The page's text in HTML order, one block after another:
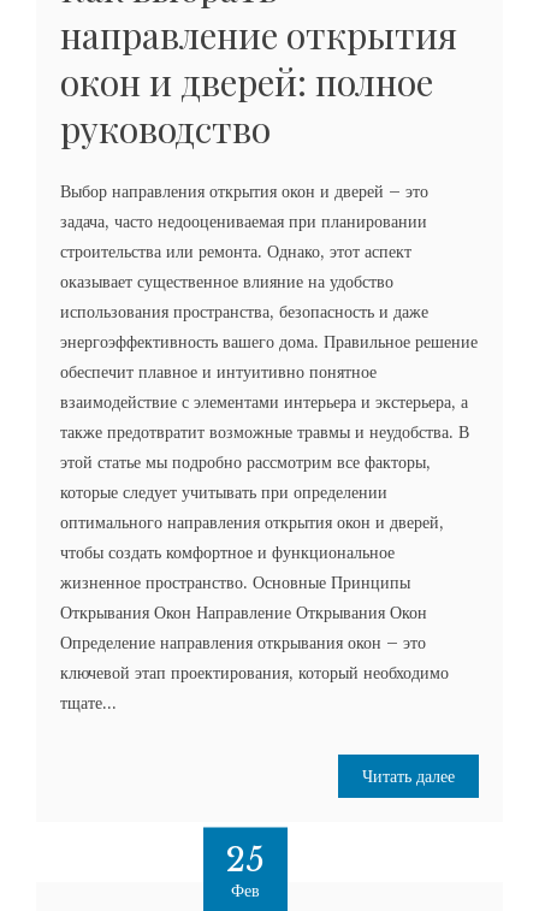
направление открытия
окон и дверей: полное
руководство
Выбор направления открытия окон и дверей – это
задача, часто недооцениваемая при планировании
строительства или ремонта. Однако, этот аспект
оказывает существенное влияние на удобство
использования пространства, безопасность и даже
энергоэффективность вашего дома. Правильное решение
обеспечит плавное и интуитивно понятное
взаимодействие с элементами интерьера и экстерьера, а
также предотвратит возможные травмы и неудобства. В
этой статье мы подробно рассмотрим все факторы,
которые следует учитывать при определении
оптимального направления открытия окон и дверей,
чтобы создать комфортное и функциональное
жизненное пространство. Основные Принципы
Открывания Окон Направление Открывания Окон
Определение направления открывания окон – это
ключевой этап проектирования, который необходимо
тщате...
Читать далее
25
Фев